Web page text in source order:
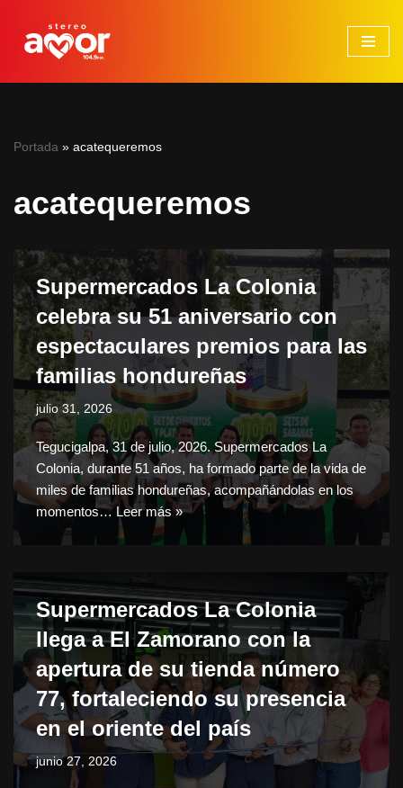
Saltar
Portada » acatequeremos
acatequeremos
Supermercados La Colonia
celebra su 51 aniversario con
espectaculares premios para las
familias hondureñas
julio 31, 2026
Tegucigalpa, 31 de julio, 2026. Supermercados La
Colonia, durante 51 años, ha formado parte de la vida de
miles de familias hondureñas, acompañándolas en los
momentos…Leer más »
Supermercados La Colonia
llega a El Zamorano con la
apertura de su tienda número
77, fortaleciendo su presencia
en el oriente del país
junio 27, 2026